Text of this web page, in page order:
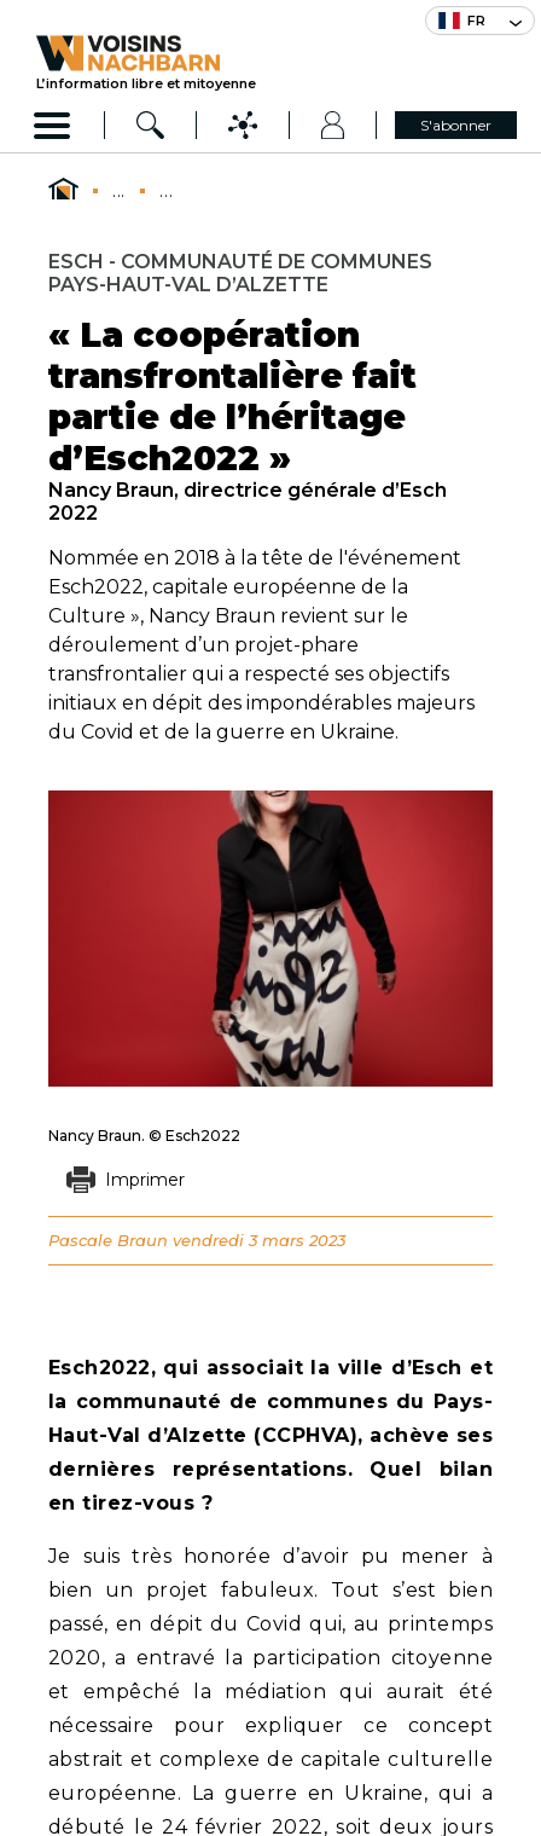
FR
L’information libre et mitoyenne
S'abonner
... ...
ESCH - COMMUNAUTÉ DE COMMUNES
PAYS-HAUT-VAL D’ALZETTE
« La coopération
transfrontalière fait
partie de l’héritage
d’Esch2022 »
Nancy Braun, directrice générale d’Esch
2022
Nommée en 2018 à la tête de l'événement
Esch2022, capitale européenne de la
Culture », Nancy Braun revient sur le
déroulement d’un projet-phare
transfrontalier qui a respecté ses objectifs
initiaux en dépit des impondérables majeurs
du Covid et de la guerre en Ukraine.
Esch2022, qui associait la ville d’Esch et
la communauté de communes du Pays-
Haut-Val d’Alzette (CCPHVA), achève ses
dernières représentations. Quel bilan
en tirez-vous ?
Je suis très honorée d’avoir pu mener à
bien un projet fabuleux. Tout s’est bien
passé, en dépit du Covid qui, au printemps
2020, a entravé la participation citoyenne
et empêché la médiation qui aurait été
nécessaire pour expliquer ce concept
abstrait et complexe de capitale culturelle
européenne. La guerre en Ukraine, qui a
débuté le 24 février 2022, soit deux jours
Nancy Braun. © Esch2022
Imprimer
Pascale Braun vendredi 3 mars 2023